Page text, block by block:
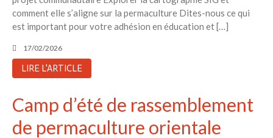
comment elle s’aligne sur la permaculture Dites-nous ce qui
est important pour votre adhésion en éducation et […]
17/02/2026
LIRE L'ARTICLE
Camp d’été de rassemblement
de permaculture orientale